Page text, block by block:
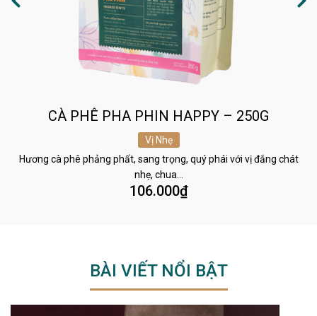
CÀ PHÊ PHA PHIN HAPPY – 250G
Vị Nhẹ
Hương cà phê phảng phất, sang trọng, quý phái với vị đắng chát
nhẹ, chua…
106.000₫
BÀI VIẾT NỔI BẬT